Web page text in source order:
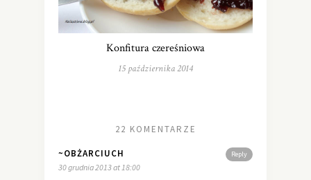
Konfitura czereśniowa
15 października 2014
22 KOMENTARZE
Reply
~OBŻARCIUCH
30 grudnia 2013 at 18:00